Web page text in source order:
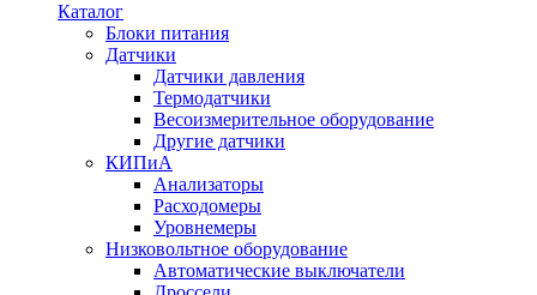
Каталог
Блоки питания
Датчики
Датчики давления
Термодатчики
Весоизмерительное оборудование
Другие датчики
КИПиА
Анализаторы
Расходомеры
Уровнемеры
Низковольтное оборудование
Автоматические выключатели